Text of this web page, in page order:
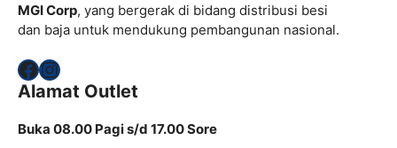
MGI Corp, yang bergerak di bidang distribusi besi
dan baja untuk mendukung pembangunan nasional.
Facebook
Instagram
Alamat Outlet
Buka 08.00 Pagi s/d 17.00 Sore